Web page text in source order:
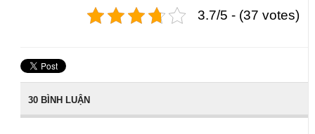
3.7/5 - (37 votes)
30 BÌNH LUẬN